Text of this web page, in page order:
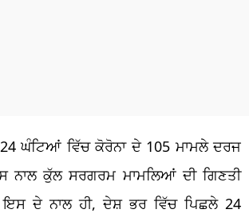
24 ਘੰਟਿਆਂ ਵਿੱਚ ਕੋਰੋਨਾ ਦੇ 105 ਮਾਮਲੇ ਦਰਜ
ਨਾਲ ਕੁੱਲ ਸਰਗਰਮ ਮਾਮਲਿਆਂ ਦੀ ਗਿਣਤੀ
ਦੇ ਨਾਲ ਹੀ, ਦੇਸ਼ ਭਰ ਵਿੱਚ ਪਿਛਲੇ 24